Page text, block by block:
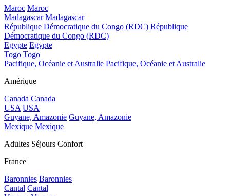
Maroc Maroc
Madagascar Madagascar
République Démocratique du Congo (RDC) République
Démocratique du Congo (RDC)
Egypte Egypte
Togo Togo
Pacifique, Océanie et Australie Pacifique, Océanie et Australie
Amérique
Canada Canada
USA USA
Guyane, Amazonie Guyane, Amazonie
Mexique Mexique
Adultes Séjours Confort
France
Baronnies Baronnies
Cantal Cantal